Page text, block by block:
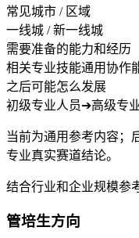
常见城市 / 区域
一线城 / 新一线城
需要准备的能力和经历
相关专业技能通用协作
之后可能怎么发展
初级专业人员➔高级专
当前为通用参考内容；
专业真实赛道结论。
结合行业和企业规模参
管培生方向